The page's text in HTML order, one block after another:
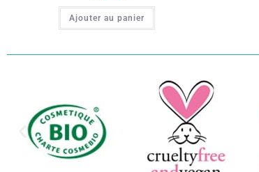
Ajouter au panier